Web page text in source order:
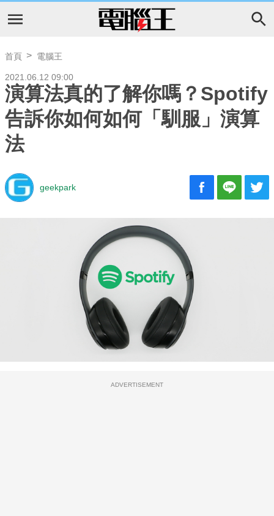
首頁 電腦王
2021.06.12 09:00
演算法真的了解你嗎？Spotify
告訴你如何如何「馴服」演算
法
geekpark
ADVERTISEMENT